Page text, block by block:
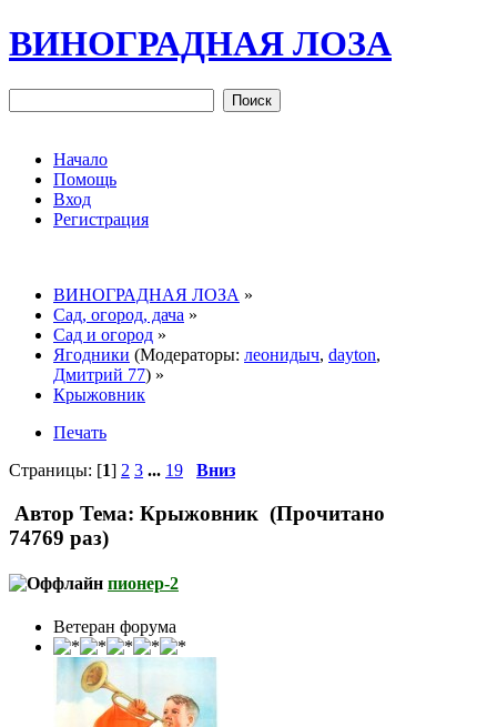
ВИНОГРАДНАЯ ЛОЗА
Начало
Помощь
Вход
Регистрация
ВИНОГРАДНАЯ ЛОЗА »
Сад, огород, дача »
Сад и огород »
Ягодники (Модераторы: леонидыч, dayton,
Дмитрий 77) »
Крыжовник
Печать
Страницы: [1] 2 3 ... 19 Вниз
Автор Тема: Крыжовник (Прочитано
74769 раз)
пионер-2
Ветеран форума